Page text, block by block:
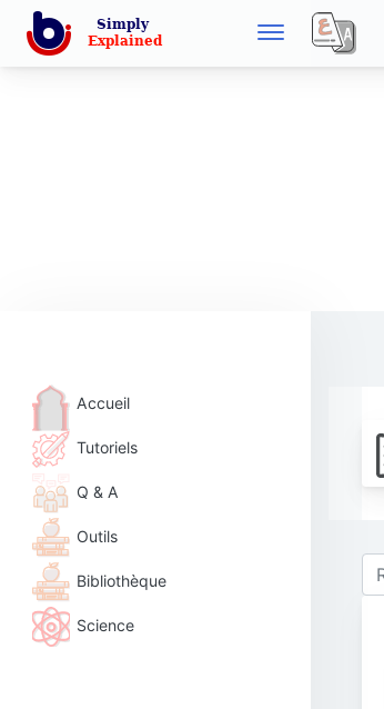
Accueil
Tutoriels
Q & A
Outils
Bibliothèque
Science